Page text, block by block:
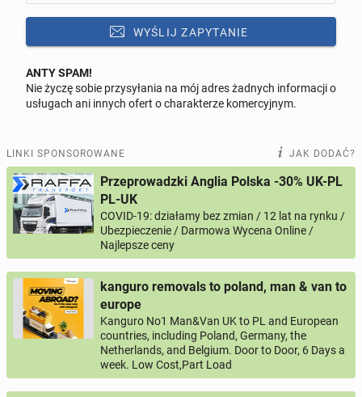
WYŚLIJ ZAPYTANIE
Odpowiedz na ofertę tego ogłoszenia
0 / 1000
Imię i nazwisko
Twój email
Twój telefon
ANTY SPAM!
Nie życzę sobie przysyłania na mój adres żadnych informacji o
usługach ani innych ofert o charakterze komercyjnym.
LINKI SPONSOROWANE JAK DODAĆ?
Przeprowadzki Anglia Polska -30% UK-PL
PL-UK
COVID-19: działamy bez zmian / 12 lat na rynku /
Ubezpieczenie / Darmowa Wycena Online /
Najlepsze ceny
kanguro removals to poland, man & van to
europe
Kanguro No1 Man&Van UK to PL and European
countries, including Poland, Germany, the
Netherlands, and Belgium. Door to Door, 6 Days a
week. Low Cost,Part Load